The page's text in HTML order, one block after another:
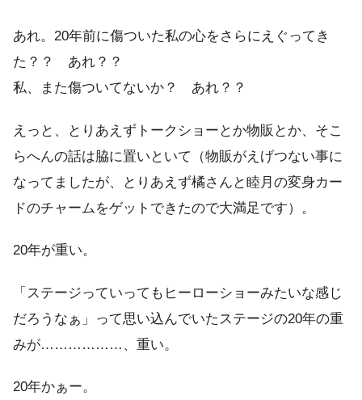
あれ。20年前に傷ついた私の心をさらにえぐってき
た？？ あれ？？
私、また傷ついてないか？ あれ？？
えっと、とりあえずトークショーとか物販とか、そこ
らへんの話は脇に置いといて（物販がえげつない事に
なってましたが、とりあえず橘さんと睦月の変身カー
ドのチャームをゲットできたので大満足です）。
20年が重い。
「ステージっていってもヒーローショーみたいな感じ
だろうなぁ」って思い込んでいたステージの20年の重
みが………………、重い。
20年かぁー。